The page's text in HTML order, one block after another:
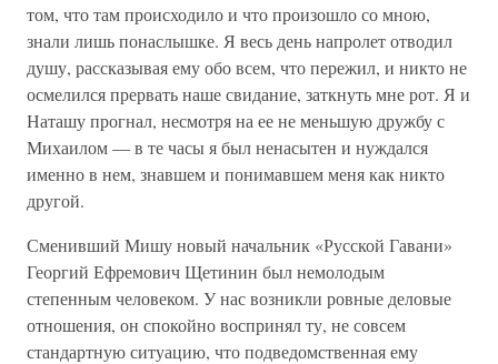
том, что там происходило и что произошло со мною,
знали лишь понаслышке. Я весь день напролет отводил
душу, рассказывая ему обо всем, что пережил, и никто не
осмелился прервать наше свидание, заткнуть мне рот. Я и
Наташу прогнал, несмотря на ее не меньшую дружбу с
Михаилом — в те часы я был ненасытен и нуждался
именно в нем, знавшем и понимавшем меня как никто
другой.
Сменивший Мишу новый начальник «Русской Гавани»
Георгий Ефремович Щетинин был немолодым
степенным человеком. У нас возникли ровные деловые
отношения, он спокойно воспринял ту, не совсем
стандартную ситуацию, что подведомственная ему